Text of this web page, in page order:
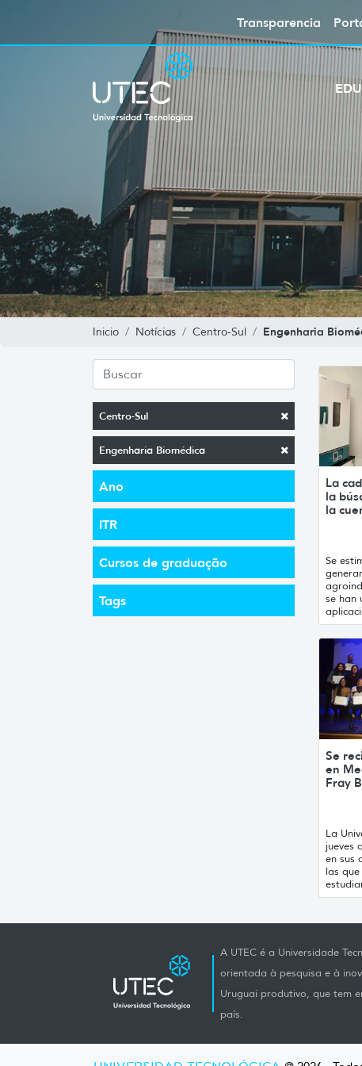
Transparencia
Inicio Notícias Centro-Sul Engenharia
Centro-Sul
Engenharia Biomédica
Ano
ITR
Cursos de graduação
Tags
La
la
la
Se
se han
Se
en
Fray
La
jueves
en sus
las
A UTEC é a Universidade
orientada à pesquisa e à
Uruguai produtivo, que tem
país.